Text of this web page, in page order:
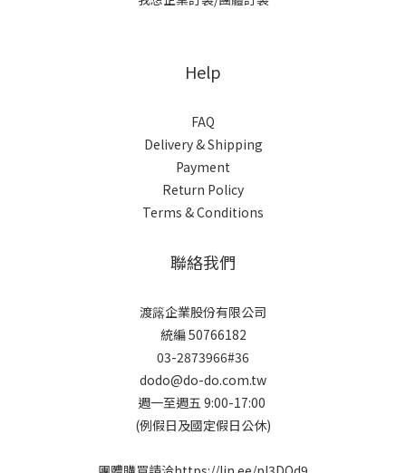
Help
FAQ
Delivery & Shipping
Payment
Return Policy
Terms & Conditions
聯絡我們
渡簬企業股份有限公司
統編 50766182
03-2873966#36
dodo@do-do.com.tw
週一至週五 9:00-17:00
(例假日及國定假日公休)